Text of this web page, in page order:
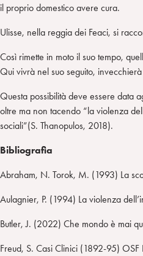
il proprio domestico avere cura.
Ulisse, nella reggia dei Feaci, si
Così rimette in moto il suo tempo,
Qui vivrà nel suo seguito,
Questa possibilità deve essere data
oltre ma non tacendo “la violenza
sociali”(S. Thanopulos, 2018).
Bibliografia
Abraham, N. Torok, M. (1993) La
Aulagnier, P. (1994) La violenza
Butler, J. (2022) Che mondo è mai
Freud, S. Casi Clinici (1892-95)